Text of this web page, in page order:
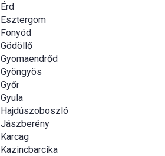
Érd
Esztergom
Fonyód
Gödöllő
Gyomaendrőd
Gyöngyös
Győr
Gyula
Hajdúszoboszló
Jászberény
Karcag
Kazincbarcika